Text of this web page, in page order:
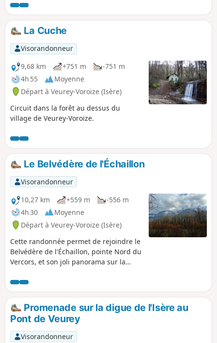
la vallée de Grenoble-Voiron), et au
sommet de la Buffe (vue à 360°) ainsi
qu'en différents points le long du
chemin. Edition du 27/05/2022 :- ajout
d'une boucle autour de la Sure.- ajout
de la position du trou de guêpe.
La Cuche
Visorandonneur
9,68 km
+751 m
-751 m
4h 55
Moyenne
Départ à Veurey-Voroize (Isère)
Circuit dans la forêt au dessus du
village de Veurey-Voroize.
Le Belvédère de l'Échaillon
Visorandonneur
10,27 km
+559 m
-556 m
4h 30
Moyenne
Départ à Veurey-Voroize (Isère)
Cette randonnée permet de rejoindre le
Belvédère de l'Échaillon, pointe Nord du
Vercors, et son joli panorama sur la
le pays voironnais et la vallée de l'Isère.
La Chapelle Saint-Ours, à flanc de
falaise, dotée d'une unique et large
ouverture au-dessus du vide, offre une
impressionnante vue plongeante sur
l'Isère !
Promenade sur la digue de l'Isère au
Pont de Veurey
Visorandonneur